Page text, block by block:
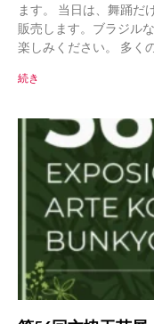
ます。 当日は、舞踊だ
販売します。ブラジル
楽しみください。 多く
続き